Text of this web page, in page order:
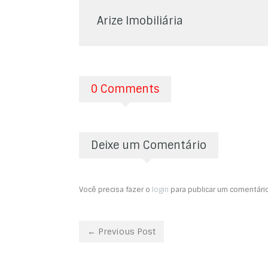
Arize Imobiliária
0 Comments
Deixe um Comentário
Você precisa fazer o login para publicar um
← Previous Post